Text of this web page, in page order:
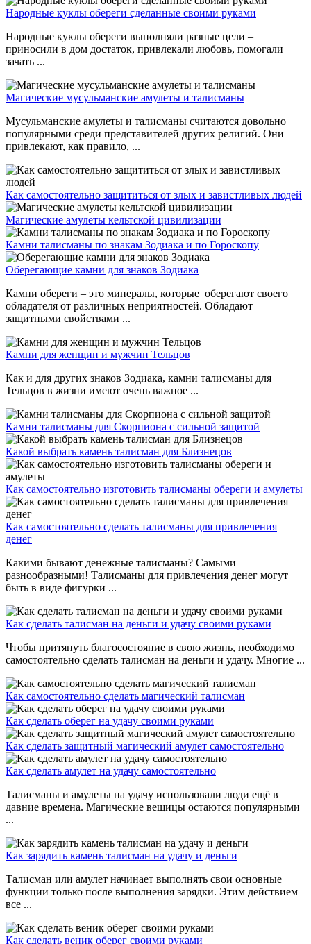
Народные куклы обереги сделанные своими руками
Народные куклы обереги выполняли разные цели –
приносили в дом достаток, привлекали любовь, помогали
зачать ...
Магические мусульманские амулеты и талисманы
Мусульманские амулеты и талисманы считаются довольно
популярными среди представителей других религий. Они
привлекают, как правило, ...
Как самостоятельно защититься от злых и завистливых людей
Магические амулеты кельтской цивилизации
Камни талисманы по знакам Зодиака и по Гороскопу
Оберегающие камни для знаков Зодиака
Камни обереги – это минералы, которые оберегают своего
обладателя от различных неприятностей. Обладают
защитными свойствами ...
Камни для женщин и мужчин Тельцов
Как и для других знаков Зодиака, камни талисманы для
Тельцов в жизни имеют очень важное ...
Камни талисманы для Скорпиона с сильной защитой
Какой выбрать камень талисман для Близнецов
Как самостоятельно изготовить талисманы обереги и амулеты
Как самостоятельно сделать талисманы для привлечения
денег
Какими бывают денежные талисманы? Самыми
разнообразными! Талисманы для привлечения денег могут
быть в виде фигурки ...
Как сделать талисман на деньги и удачу своими руками
Чтобы притянуть благосостояние в свою жизнь, необходимо
самостоятельно сделать талисман на деньги и удачу. Многие ...
Как самостоятельно сделать магический талисман
Как сделать оберег на удачу своими руками
Как сделать защитный магический амулет самостоятельно
Как сделать амулет на удачу самостоятельно
Талисманы и амулеты на удачу использовали люди ещё в
давние времена. Магические вещицы остаются популярными
...
Как зарядить камень талисман на удачу и деньги
Талисман или амулет начинает выполнять свои основные
функции только после выполнения зарядки. Этим действием
все ...
Как сделать веник оберег своими руками